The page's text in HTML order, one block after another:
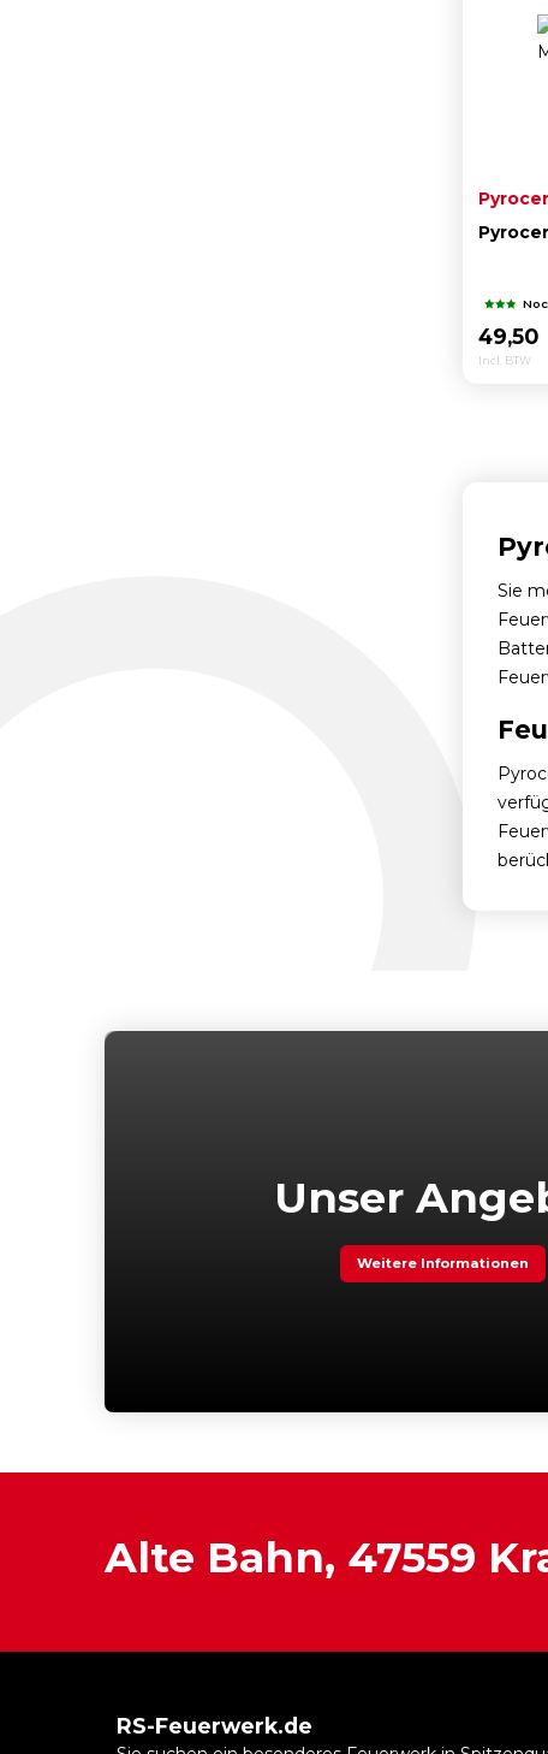
49,50
Incl. BTW
Sie
Unser
Weitere Informationen
Alte Bahn, 47559
RS-Feuerwerk.de